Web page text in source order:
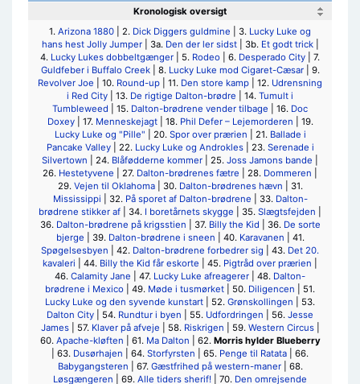
Kronologisk oversigt
1. Arizona 1880 | 2. Dick Diggers guldmine | 3. Lucky Luke og
hans hest Jolly Jumper| 3a. Den der ler sidst| 3b. Et godt trick|
4. Lucky Lukes dobbeltgænger | 5. Rodeo | 6. Desperado City | 7.
Guldfeber i Buffalo Creek| 8. Lucky Luke mod Cigaret-Cæsar| 9.
Revolver Joe | 10. Round-up | 11. Den store kamp | 12. Udrensning
i Red City | 13. De rigtige Dalton-brødre | 14. Tumult i
Tumbleweed | 15. Dalton-brødrene vender tilbage | 16. Doc
Doxey| 17. Menneskejagt| 18. Phil Defer – Lejemorderen | 19.
Lucky Luke og "Pille" | 20. Spor over prærien | 21. Ballade i
Pancake Valley| 22. Lucky Luke og Androkles| 23. Serenade i
Silvertown | 24. Blåfødderne kommer | 25. Joss Jamons bande
26. Hestetyvene | 27. Dalton-brødrenes fætre | 28. Dommeren
29. Vejen til Oklahoma| 30. Dalton-brødrenes hævn | 31.
Mississippi | 32. På sporet af Dalton-brødrene | 33. Dalton-
brødrene stikker af | 34. I boretårnets skygge | 35. Slægtsfejden
36. Dalton-brødrene på krigsstien | 37. Billy the Kid | 36. De sorte
bjerge | 39. Dalton-brødrene i sneen | 40. Karavanen | 41.
Spøgelsesbyen | 42. Dalton-brødrene forbedrer sig | 43. Det 20.
kavaleri | 44. Billy the Kid får eskorte | 45. Pigtråd over prærien
46. Calamity Jane | 47. Lucky Luke afreagerer | 48. Dalton-
brødrene i Mexico | 49. Møde i tusmørket | 50. Diligencen | 51.
Lucky Luke og den syvende kunstart | 52. Grønskollingen | 53.
Dalton City | 54. Rundtur i byen | 55. Udfordringen | 56. Jesse
James| 57. Klaver på afveje | 58. Riskrigen | 59. Western Circus|
60. Apache-kløften | 61. Ma Dalton | 62. Morris hylder Blueberry
| 63. Dusørhajen | 64. Storfyrsten | 65. Penge til Ratata | 66.
Babygangsteren | 67. Gæstfrihed på western-maner| 68.
Løsgængeren | 69. Alle tiders sherif! | 70. Den omrejsende